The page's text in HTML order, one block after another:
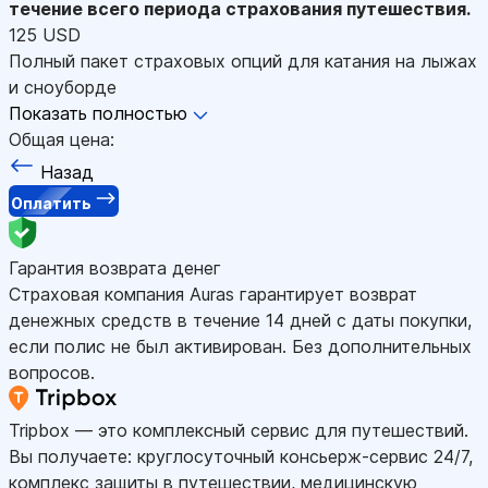
течение всего периода страхования путешествия.
125 USD
Полный пакет страховых опций для катания на лыжах
и сноуборде
Показать полностью
Общая цена:
Назад
Оплатить
Гарантия возврата денег
Страховая компания Auras гарантирует возврат
денежных средств в течение 14 дней с даты покупки,
если полис не был активирован. Без дополнительных
вопросов.
Tripbox — это комплексный сервис для путешествий.
Вы получаете: круглосуточный консьерж-сервис 24/7,
комплекс защиты в путешествии, медицинскую